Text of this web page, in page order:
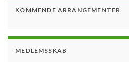
KOMMENDE ARRANGEMENTER
MEDLEMSSKAB